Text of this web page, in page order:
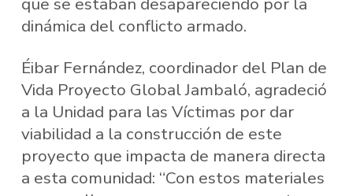
dinámica del conflicto armado.
Éibar Fernández, coordinador del Plan de
Vida Proyecto Global Jambaló, agradeció
a la Unidad para las Víctimas por dar
viabilidad a la construcción de este
proyecto que impacta de manera directa
a esta comunidad: “Con estos materiales